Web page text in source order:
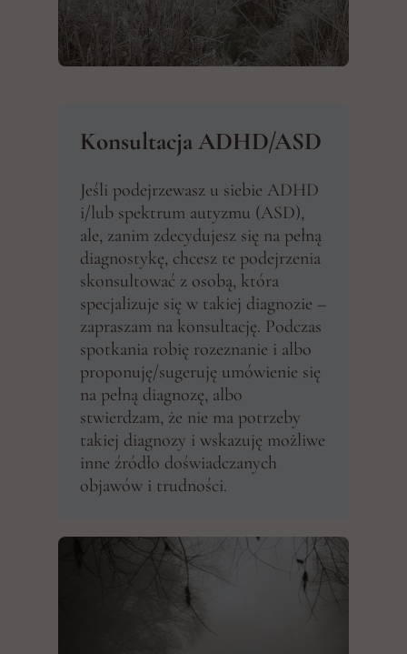
Konsultacja ADHD/ASD
Jeśli podejrzewasz u siebie ADHD
i/lub spektrum autyzmu (ASD),
ale, zanim zdecydujesz się na pełną
diagnostykę, chcesz te podejrzenia
skonsultować z osobą, która
specjalizuje się w takiej diagnozie –
zapraszam na konsultację. Podczas
spotkania robię rozeznanie i albo
proponuję/sugeruję umówienie się
na pełną diagnozę, albo
stwierdzam, że nie ma potrzeby
takiej diagnozy i wskazuję możliwe
inne źródło doświadczanych
objawów i trudności.